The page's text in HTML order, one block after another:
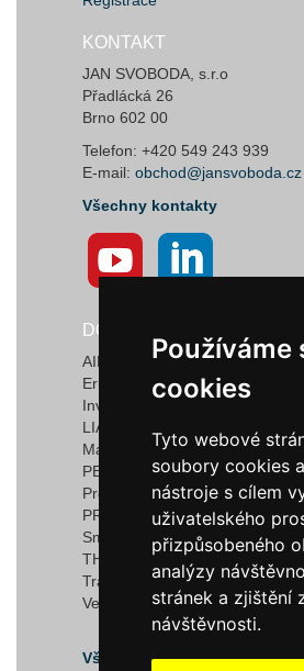
Používáme
cookies
Tyto webové
soubory cookies
nástroje s cílem
uživatelského
přizpůsobeného
analýzy
stránek a zjištění
návštěvnosti.
Používáme
cookies
Tyto webové
soubory cookies
nástroje s cílem
uživatelského
přizpůsobeného
analýzy
stránek a zjištění
návštěvnosti.
KONTAKT
JAN SVOBODA, s.r.o
Přadlácká 26
Brno 602 00
Telefon: +420 549 243 939
E-mail: obchod@jansvoboda.cz
Všechny kontakty
DODAVATELÉ
AIRTECT Plastic Leak Alarm
Ermanno Balzi S.r.l.
Invotec Solutions Limited
LIAD Weighing and Control
Marquardt GmbH & Co. KG
PEDROTTI NORMALIZZATI
Progressive Components
PROMEC FITTINGS S.R.L.
Smartflow
THERMOPLAY S.r.l
TracyTec
Vega S.r.l
Všichni dodavatelé